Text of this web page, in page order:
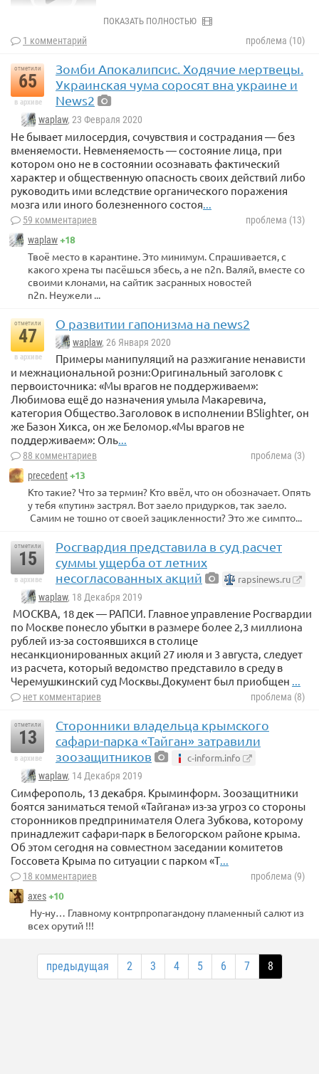
ПОКАЗАТЬ ПОЛНОСТЬЮ
1 комментарий проблема (10)
отметили
65
в архиве
Зомби Апокалипсис. Ходячие мертвецы.
Украинская чума соросят вна украине и
News2
waplaw, 23 Февраля 2020
Не бывает милосердия, сочувствия и сострадания — без
вменяемости. Невменяемость — состояние лица, при
котором оно не в состоянии осознавать фактический
характер и общественную опасность своих действий либо
руководить ими вследствие органического поражения
мозга или иного болезненного состоя
59 комментариев
проблема (13)
waplaw+18
Твоё место в карантине. Это минимум. Спрашивается, с
какого хрена ты пасёшься збесь, а не n2n. Валяй, вместе со
своими клонами, на сайтик засранных новостей
n2n. Неужели ...
отметили
47
в архиве
О развитии гапонизма на news2
waplaw, 26 Января 2020
Примеры манипуляций на разжигание ненависти
и межнациональной розни:Оригинальный заголовк с
первоисточника: «Мы врагов не поддерживаем»:
Любимова ещё до назначения умыла Макаревича,
категория Общество.Заголовок в исполнении BSlighter, он
же Базон Хикса, он же Беломор.«Мы врагов не
поддерживаем»: Оль...
88 комментариев
проблема (3)
precedent+13
Кто такие? Что за термин? Кто ввёл, что он обозначает. Опять
у тебя «путин» застрял. Вот заело придурков, так заело.
Самим не тошно от своей зацикленности? Это же симпто...
отметили
15
в архиве
Росгвардия представила в суд расчет
суммы ущерба от летних
несогласованных акций
rapsinews.ru
waplaw, 18 Декабря 2019
МОСКВА, 18 дек — РАПСИ. Главное управление Росгвардии
по Москве понесло убытки в размере более 2,3 миллиона
рублей из-за состоявшихся в столице
несанкционированных акций 27 июля и 3 августа, следует
из расчета, который ведомство представило в среду в
Черемушкинский суд Москвы.Документ был приобщен ...
нет комментариев проблема (8)
отметили
13
в архиве
Сторонники владельца крымского
сафари-парка «Тайган» затравили
зоозащитников
c-inform.info
waplaw, 14 Декабря 2019
Симферополь, 13 декабря. Крыминформ. Зоозащитники
боятся заниматься темой «Тайгана» из-за угроз со стороны
сторонников предпринимателя Олега Зубкова, которому
принадлежит сафари-парк в Белогорском районе крыма.
Об этом сегодня на совместном заседании комитетов
Госсовета Крыма по ситуации с парком «Т...
18 комментариев
проблема (9)
axes+10
Ну-ну… Главному контрпропагандону пламенный салют из
всех орутий !!!
предыдущая 2 3 4 5 6 7 8